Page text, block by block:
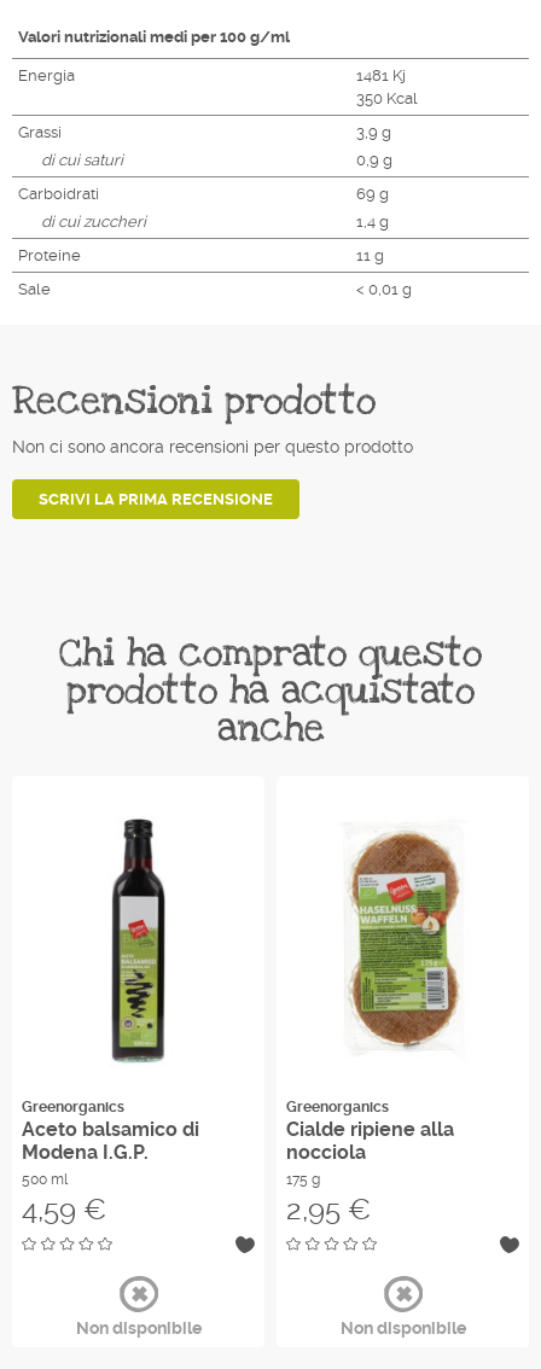
Valori nutrizionali medi per 100 g/ml
Energia
1481 Kj
350 Kcal
Grassi
3,9 g
di cui saturi
0,9 g
Carboidrati
69 g
di cui zuccheri
1,4 g
Proteine
11 g
Sale
< 0,01 g
Recensioni prodotto
Non ci sono ancora recensioni per questo prodotto
SCRIVI LA PRIMA RECENSIONE
Chi ha comprato questo
prodotto ha acquistato
anche
Greenorganics
Aceto balsamico di
Modena I.G.P.
500 ml
Prezzo
4,59 €
Non disponibile
Greenorganics
Cialde ripiene alla
nocciola
175 g
Prezzo
2,95 €
Non disponibile